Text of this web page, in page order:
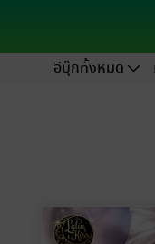
อีบุ๊กทั้งหมด